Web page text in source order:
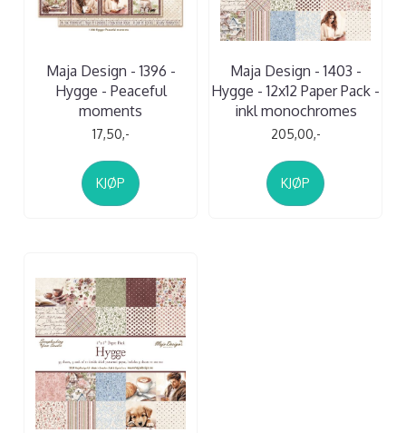
Maja Design - 1396 -
Hygge - Peaceful
moments
17,50,-
KJØP
Maja Design - 1403 -
Hygge - 12x12 Paper Pack -
inkl monochromes
205,00,-
KJØP